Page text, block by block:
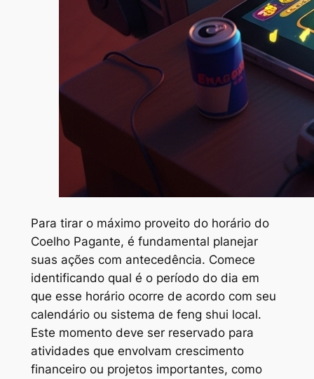
Para tirar o máximo proveito do horário do
Coelho Pagante, é fundamental planejar
suas ações com antecedência. Comece
identificando qual é o período do dia em
que esse horário ocorre de acordo com seu
calendário ou sistema de feng shui local.
Este momento deve ser reservado para
atividades que envolvam crescimento
financeiro ou projetos importantes, como